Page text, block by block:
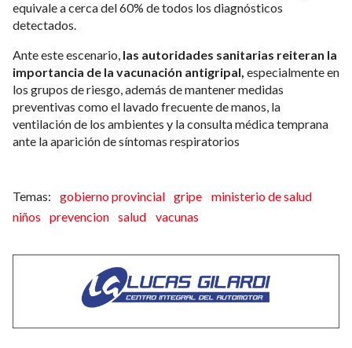
equivale a cerca del 60% de todos los diagnósticos
detectados.
Ante este escenario, las autoridades sanitarias reiteran la
importancia de la vacunación antigripal, especialmente en
los grupos de riesgo, además de mantener medidas
preventivas como el lavado frecuente de manos, la
ventilación de los ambientes y la consulta médica temprana
ante la aparición de síntomas respiratorios
gobierno provincial gripe
ministerio de salud
niños
prevencion salud vacunas